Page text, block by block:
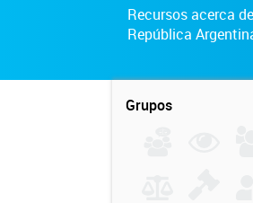
Recursos acerca
República
Grupos